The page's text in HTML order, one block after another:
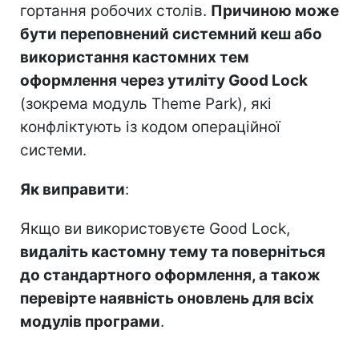
гортання робочих столів. Причиною може
бути переповнений системний кеш або
використання кастомних тем
оформлення через утиліту Good Lock
(зокрема модуль Theme Park), які
конфліктують із кодом операційної
системи.
Як виправити:
Якщо ви використовуєте Good Lock,
видаліть кастомну тему та поверніться
до стандартного оформлення, а також
перевірте наявність оновлень для всіх
модулів програми.